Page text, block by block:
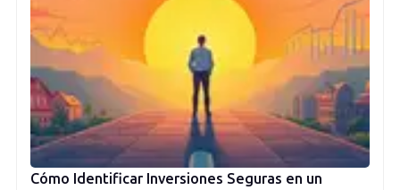
Cómo Identificar Inversiones Seguras en un